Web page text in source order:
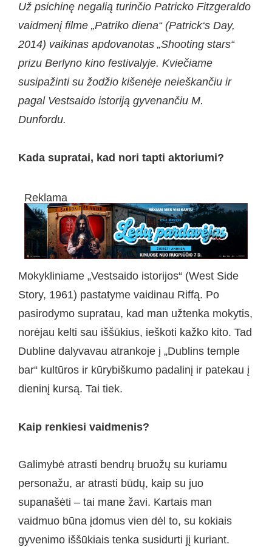
Už psichinę negalią turinčio Patricko Fitzgeraldo
vaidmenį filme „Patriko diena“ (Patrick‘s Day,
2014) vaikinas apdovanotas „Shooting stars“
prizu Berlyno kino festivalyje. Kviečiame
susipažinti su žodžio kišenėje neieškančiu ir
pagal Vestsaido istoriją gyvenančiu M.
Dunfordu.
Kada supratai, kad nori tapti aktoriumi?
Reklama
Mokykliniame „Vestsaido istorijos“ (West Side
Story, 1961) pastatyme vaidinau Riffą. Po
pasirodymo supratau, kad man užtenka mokytis,
norėjau kelti sau iššūkius, ieškoti kažko kito. Tad
Dubline dalyvavau atrankoje į „Dublins temple
bar“ kultūros ir kūrybiškumo padalinį ir patekau į
dieninį kursą. Tai tiek.
Kaip renkiesi vaidmenis?
Galimybė atrasti bendrų bruožų su kuriamu
personažu, ar atrasti būdų, kaip su juo
supanašėti – tai mane žavi. Kartais man
vaidmuo būna įdomus vien dėl to, su kokiais
gyvenimo iššūkiais tenka susidurti jį kuriant.